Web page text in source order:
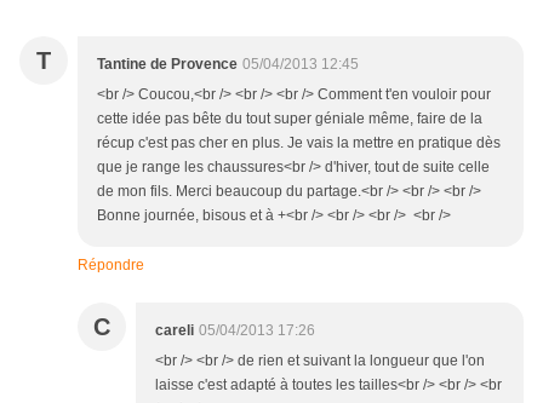
T Tantine de Provence 05/04/2013 12:45
<br /> Coucou,<br /> <br /> <br /> Comment t'en vouloir pour
cette idée pas bête du tout super géniale même, faire de la
récup c'est pas cher en plus. Je vais la mettre en pratique dès
que je range les chaussures<br /> d'hiver, tout de suite celle
de mon fils. Merci beaucoup du partage.<br /> <br /> <br />
Bonne journée, bisous et à +<br /> <br /> <br /> <br />
Répondre
C careli 05/04/2013 17:26
<br /> <br /> de rien et suivant la longueur que l'on
laisse c'est adapté à toutes les tailles<br /> <br /> <br